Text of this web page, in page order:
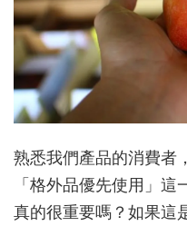
熟悉我們產品的消費者
「格外品優先使用」
真的很重要嗎？如果這